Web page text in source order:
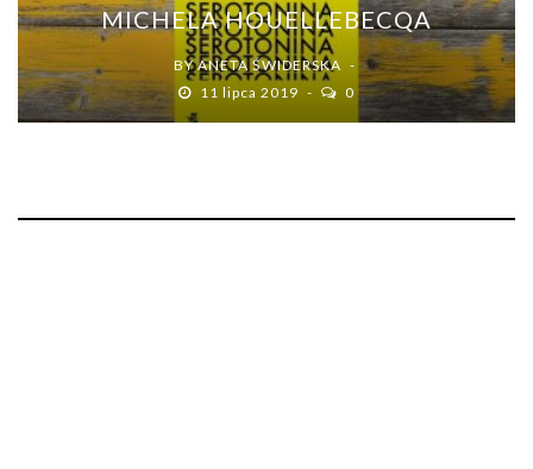
MICHELA HOUELLEBECQA
BYANETA ŚWIDERSKA
11 lipca 2019
0